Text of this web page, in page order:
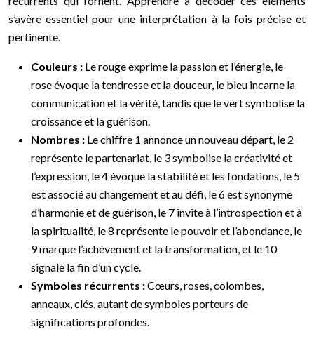
s’avère essentiel pour une interprétation à la fois précise et
pertinente.
Couleurs : Le rouge exprime la passion et l’énergie, le
rose évoque la tendresse et la douceur, le bleu incarne la
communication et la vérité, tandis que le vert symbolise la
croissance et la guérison.
Nombres : Le chiffre 1 annonce un nouveau départ, le 2
représente le partenariat, le 3 symbolise la créativité et
l’expression, le 4 évoque la stabilité et les fondations, le 5
est associé au changement et au défi, le 6 est synonyme
d’harmonie et de guérison, le 7 invite à l’introspection et à
la spiritualité, le 8 représente le pouvoir et l’abondance, le
9 marque l’achèvement et la transformation, et le 10
signale la fin d’un cycle.
Symboles récurrents :Cœurs, roses, colombes,
anneaux, clés, autant de symboles porteurs de
significations profondes.